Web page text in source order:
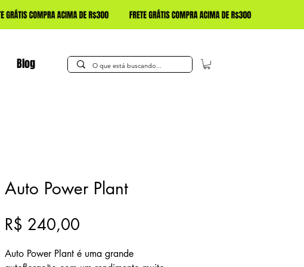
Auto Power Plant
R$ 240,00
Auto Power Plant é uma grande
Blog